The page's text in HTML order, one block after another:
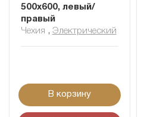
500x600, левый/
правый
Чехия , Электрический
В корзину